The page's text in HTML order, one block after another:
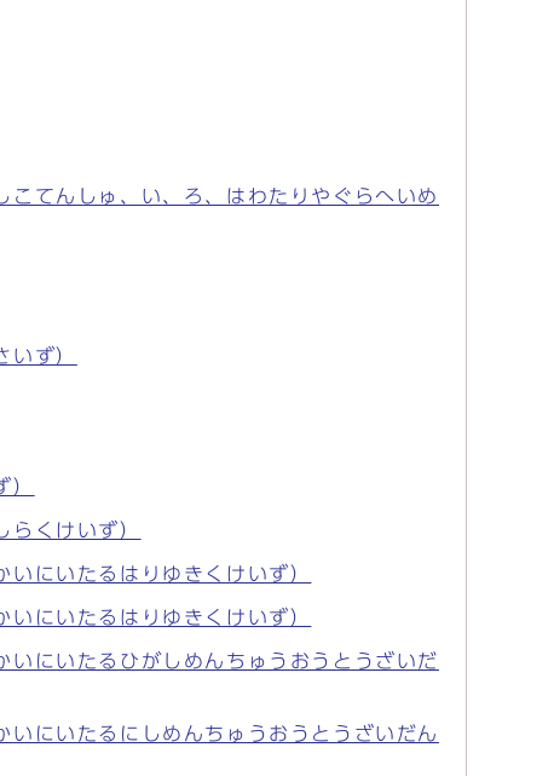
てんしゅ、い、ろ、はわたりやぐらへいめ
ず）
）
くけいず）
にいたるはりゆきくけいず）
にいたるはりゆきくけいず）
にいたるひがしめんちゅうおうとうざいだ
にいたるにしめんちゅうおうとうざいだん